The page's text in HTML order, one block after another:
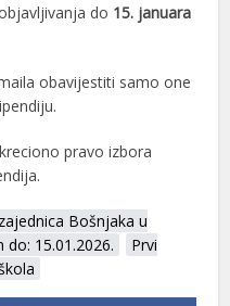
do 15. januara
obavijestiti samo one
pravo izbora
Bošnjaka u
15.01.2026.
Prvi